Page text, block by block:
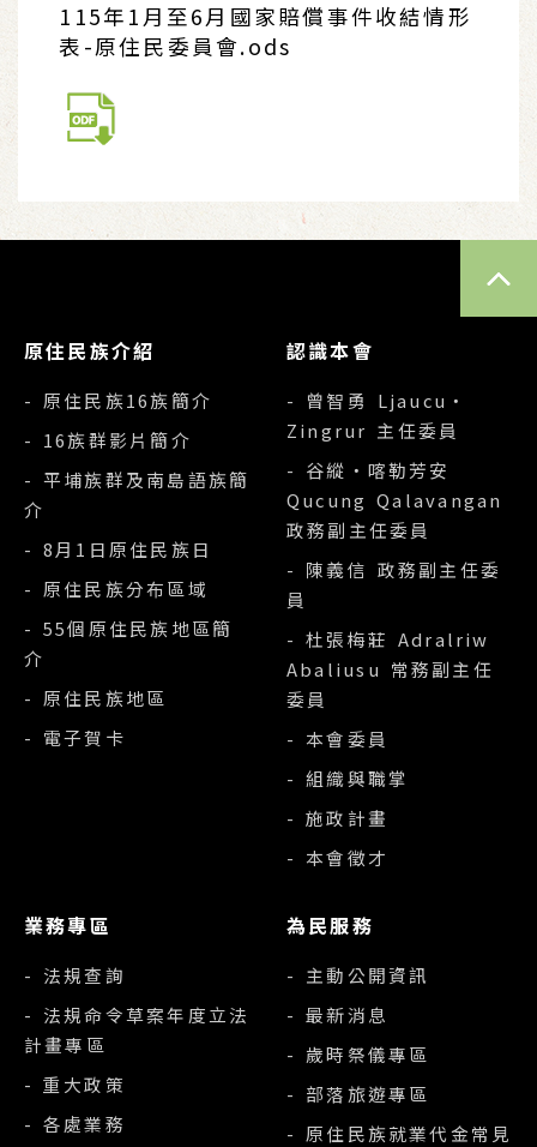
115年1月至6月國家賠償事件收結情形
表-原住民委員會.ods
原住民族介紹
- 原住民族16族簡介
- 16族群影片簡介
- 平埔族群及南島語族簡
介
- 8月1日原住民族日
- 原住民族分布區域
- 55個原住民族地區簡
介
- 原住民族地區
- 電子賀卡
認識本會
- 曾智勇 Ljaucu‧
Zingrur 主任委員
- 谷縱‧喀勒芳安
Qucung Qalavangan
政務副主任委員
- 陳義信 政務副主任委
員
- 杜張梅莊 Adralriw
Abaliusu 常務副主任
委員
- 本會委員
- 組織與職掌
- 施政計畫
- 本會徵才
業務專區
- 法規查詢
- 法規命令草案年度立法
計畫專區
- 重大政策
- 各處業務
為民服務
- 主動公開資訊
- 最新消息
- 歲時祭儀專區
- 部落旅遊專區
- 原住民族就業代金常見